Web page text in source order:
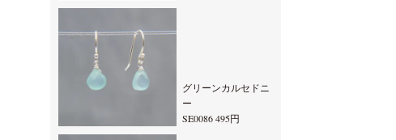
グリーンカルセドニ
ー
SE0086 495円